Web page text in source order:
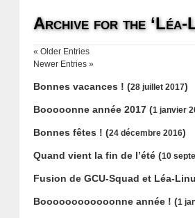
Archive for the ‘Léa-
« Older Entries
Newer Entries »
Bonnes vacances ! (28 juillet 2017)
Booooonne année 2017(1 janvier
Bonnes fêtes ! (24 décembre 2016)
Quand vient la fin de l’été(10
Fusion de GCU-Squad et Léa-
Boooooooooooonne année ! (1